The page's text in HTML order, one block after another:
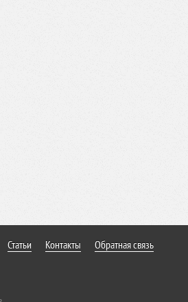
Статьи Контакты Обратная связь